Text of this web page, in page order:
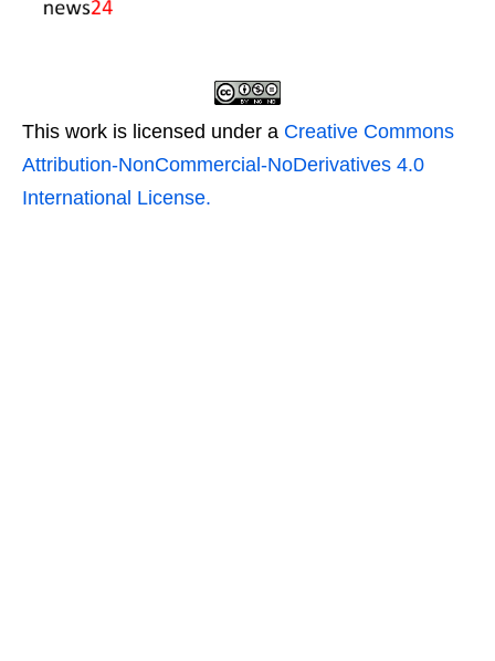
This work is licensed under a Creative Commons
Attribution-NonCommercial-NoDerivatives 4.0
International License.